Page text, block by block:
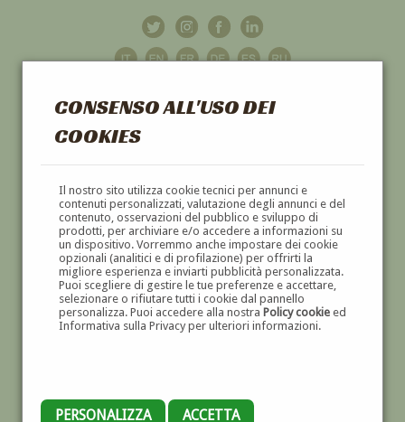
CONSENSO ALL'USO DEI
COOKIES
Il nostro sito utilizza cookie tecnici per annunci e
contenuti personalizzati, valutazione degli annunci e del
contenuto, osservazioni del pubblico e sviluppo di
prodotti, per archiviare e/o accedere a informazioni su
un dispositivo. Vorremmo anche impostare dei cookie
opzionali (analitici e di profilazione) per offrirti la
migliore esperienza e inviarti pubblicità personalizzata.
Puoi scegliere di gestire le tue preferenze e accettare,
selezionare o rifiutare tutti i cookie dal pannello
personalizza. Puoi accedere alla nostra Policy cookieed
Informativa sulla Privacy per ulteriori informazioni.
PERSONALIZZA ACCETTA
GALLERIAD'ARTE
DIPINTI E SCULTURE '800 E '900